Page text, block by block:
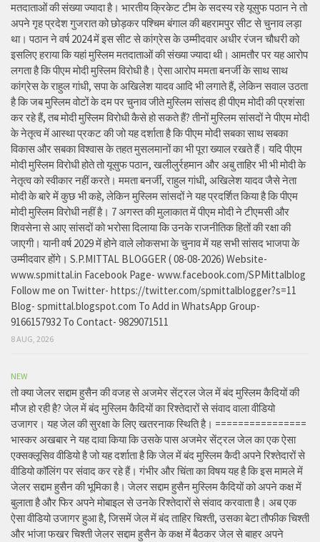
मतदाताओं की संख्या ज्यादा है। भारतीय क्रिकेट टीम के सदस्य रहे यूसुफ पठान ने तो
अपने गृह प्रदेश गुजरात को छोड़कर पश्चिम बंगाल की बहरामपुर सीट से चुनाव लड़ा
था। पठान ने वर्ष 2024 में इस सीट से कांग्रेस के उम्मीदवार अधीर रंजन चौधरी को
इसलिए हराया कि यहां मुस्लिम मतदाताओं की संख्या ज्यादा थी। आमतौर पर यह आरोप
लगता है कि पीएम मोदी मुस्लिम विरोधी है। ऐसा आरोप ममता बनर्जी के साथ साथ
कांग्रेस के राहुल गांधी, सपा के अखिलेश यादव आदि भी लगाते हैं, लेकिन सवाल उठता
है कि जब मुस्लिम वोटों के दम पर चुनाव जीते मुस्लिम सांसद ही पीएम मोदी की प्रशंसा
कर रहे हैं, तब मोदी मुस्लिम विरोधी कैसे हो सकते हैं? तीनों मुस्लिम सांसदों ने पीएम मोदी
के नेतृत्व में आस्था प्रकट की जो यह दर्शाता है कि पीएम मोदी सबका साथ सबका
विकास और सबका विश्वास के तहत मुसलमानों का भी पूरा ख्याल रखते हैं। यदि पीएम
मोदी मुस्लिम विरोधी होते तो यूसुफ पठान, खलीलुर्रहमान और अबु ताहिर भी भी मोदी के
नेतृत्व को स्वीकार नहीं करते। ममता बनर्जी, राहुल गांधी, अखिलेश यादव जैसे नेता
मोदी के बारे में कुछ भी कहे, लेकिन मुस्लिम सांसदों ने यह प्रदर्शित किया है कि पीएम
मोदी मुस्लिम विरोधी नहीं है। 7 अगस्त की मुलाकात में पीएम मोदी ने टीएमसी और
शिवसेना से आए सांसदों को भरोसा दिलाया कि उनके राजनीतिक हितों की रक्षा की
जाएगी। यानी वर्ष 2029 में होने वाले लोकसभा के चुनाव में यह सभी सांसद भाजपा के
उम्मीदवार होंगे। S.P.MITTAL BLOGGER ( 08-08-2026) Website-
www.spmittal.in Facebook Page- www.facebook.com/SPMittalblog
Follow me on Twitter- https://twitter.com/spmittalblogger?s=11
Blog- spmittal.blogspot.com To Add in WhatsApp Group-
9166157932 To Contact- 9829071511
8 AUG, 2026
NEW
तो क्या जेलर सद्दाम हुसैन की वजह से अजमेर सेंट्रल जेल में बंद मुस्लिम कैदियों की
मौज हो रही है? जेल में बंद मुस्लिम कैदियों का रिश्तेदारों से संवाद वाला वीडियो
उजागर। यह जेल की सुरक्षा के लिए खतरनाक स्थिति है। ================
भास्कर अखबार ने यह दावा किया कि उसके पास अजमेर सेंट्रल जेल का एक ऐसा
एक्सक्लूसिव वीडियो है जो यह दर्शाता है कि जेल में बंद मुस्लिम कैदी अपने रिश्तेदारों से
वीडियो कॉलिंग पर संवाद कर रहे हैं। गंभीर और चिंता का विषय यह है कि इस मामले में
जेलर सद्दाम हुसैन की भूमिका है। जेलर सद्दाम हुसैन मुस्लिम कैदियों को अपने कक्ष में
बुलाता है और फिर अपने मोबाइल से उनके रिश्तेदारों से संवाद करवाता है। अब एक
ऐसा वीडियो उजागर हुआ है, जिसमें जेल में बंद ताहिर चिश्ती, उसका बेटा तौफीक चिश्ती
और भांजा फखर चिश्ती जेलर सद्दाम हुसैन के कक्ष में बैठकर जेल से बाहर अपने